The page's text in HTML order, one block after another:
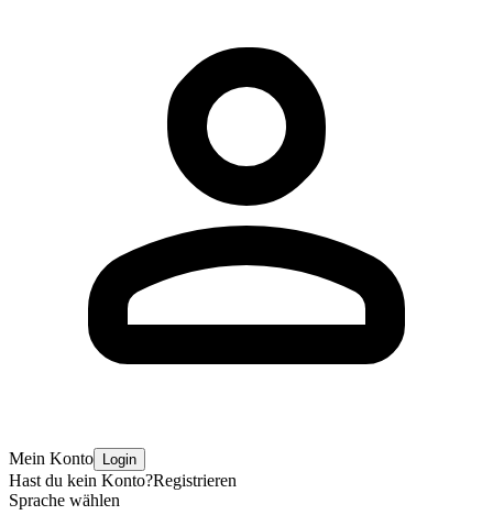
Mein Konto Login
Hast du kein Konto?Registrieren
Sprache wählen